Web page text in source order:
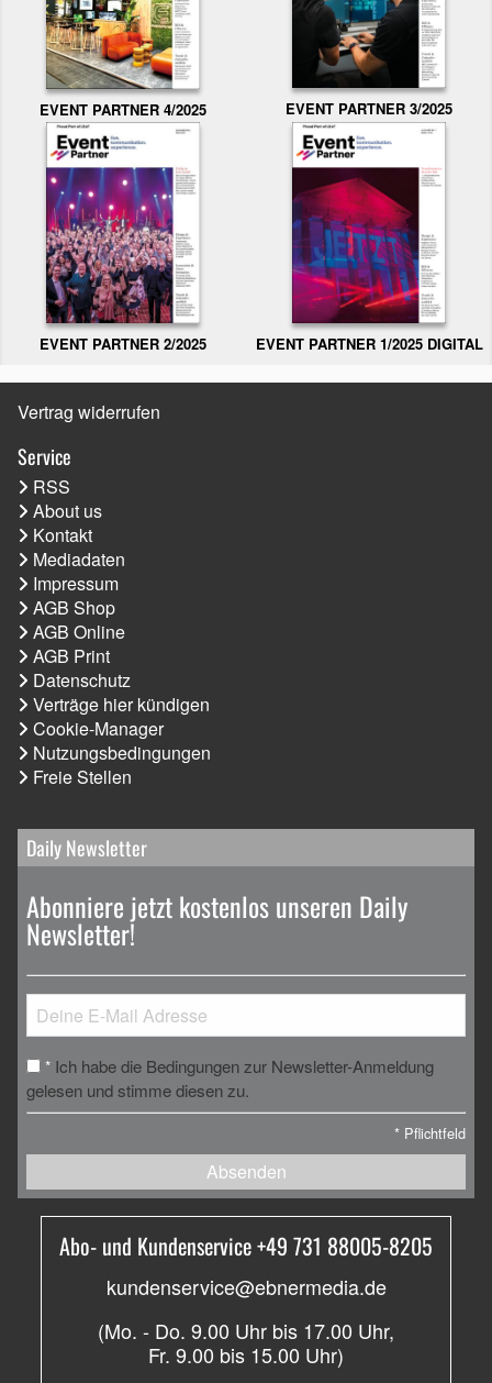
EVENT PARTNER 4/2025 EVENT PARTNER 3/2025
EVENT PARTNER 2/2025 EVENT PARTNER 1/2025 DIGITAL
Vertrag widerrufen
Service
RSS
About us
Kontakt
Mediadaten
Impressum
AGB Shop
AGB Online
AGB Print
Datenschutz
Verträge hier kündigen
Cookie-Manager
Nutzungsbedingungen
Freie Stellen
Daily Newsletter
Abonniere jetzt kostenlos unseren Daily
Newsletter!
* Ich habe die Bedingungen zur Newsletter-Anmeldung
gelesen und stimme diesen zu.
* Pflichtfeld
Absenden
Abo- und Kundenservice +49 731 88005-8205
kundenservice@ebnermedia.de
(Mo. - Do. 9.00 Uhr bis 17.00 Uhr,
Fr. 9.00 bis 15.00 Uhr)